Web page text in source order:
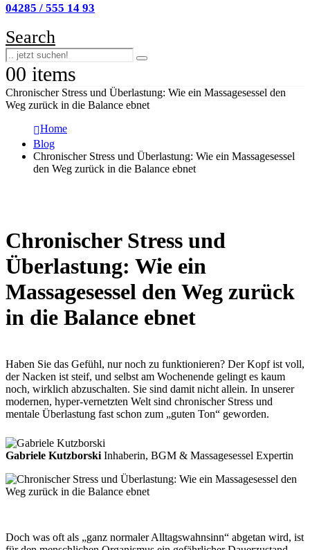
04285 / 555 14 93
Search
00 items
Chronischer Stress und Überlastung: Wie ein Massagesessel den
Weg zurück in die Balance ebnet
Home
Blog
Chronischer Stress und Überlastung: Wie ein Massagesessel
den Weg zurück in die Balance ebnet
Chronischer Stress und
Überlastung: Wie ein
Massagesessel den Weg zurück
in die Balance ebnet
Haben Sie das Gefühl, nur noch zu funktionieren? Der Kopf ist voll,
der Nacken ist steif, und selbst am Wochenende gelingt es kaum
noch, wirklich abzuschalten. Sie sind damit nicht allein. In unserer
modernen, hyper-vernetzten Welt sind chronischer Stress und
mentale Überlastung fast schon zum „guten Ton“ geworden.
Gabriele Kutzborski Inhaberin, BGM & Massagesessel Expertin
Doch was oft als „ganz normaler Alltagswahnsinn“ abgetan wird, ist